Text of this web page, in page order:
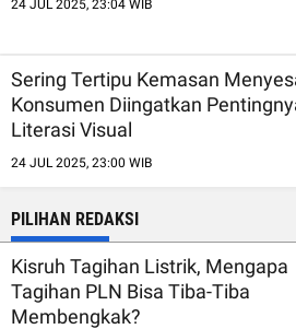
24 JUL 2025, 23:04 WIB
Sering Tertipu Kemasan
Konsumen Diingatkan
Literasi Visual
24 JUL 2025, 23:00 WIB
PILIHAN REDAKSI
Kisruh Tagihan Listrik, Mengapa
Tagihan PLN Bisa Tiba-Tiba
Membengkak?